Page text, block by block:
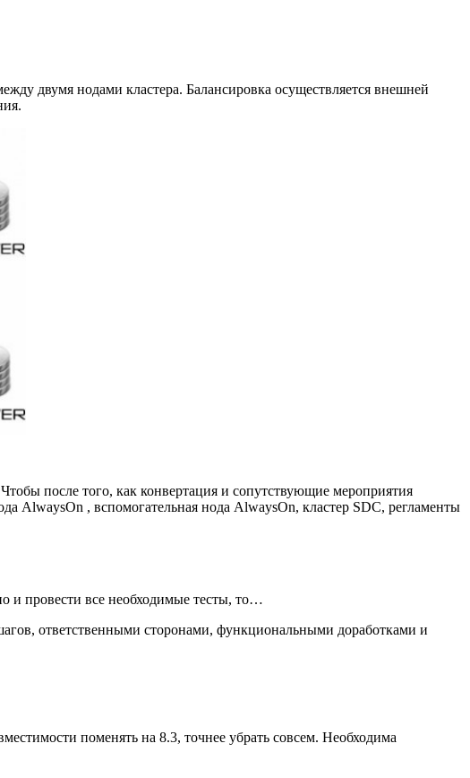
двумя нодами кластера. Балансировка осуществляется внешней
после того, как конвертация и сопутствующие мероприятия
AlwaysOn , вспомогательная нода AlwaysOn, кластер SDC, регламенты
и провести все необходимые тесты, то…
ответственными сторонами, функциональными доработками и
поменять на 8.3, точнее убрать совсем. Необходима